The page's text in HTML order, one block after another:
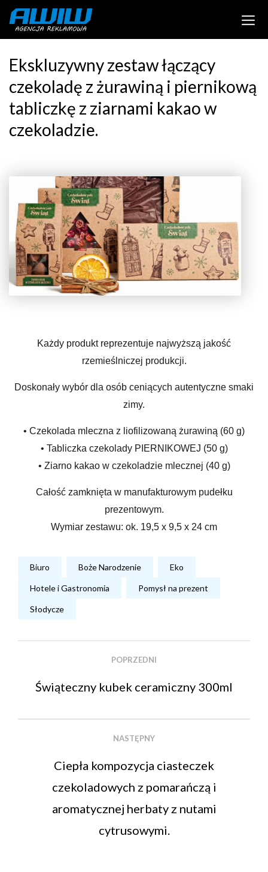
Ekskluzywny zestaw łączący
czekoladę z żurawiną i piernikową
tabliczkę z ziarnami kakao w
czekoladzie.
Każdy produkt reprezentuje najwyższą jakość
rzemieślniczej produkcji.
Doskonały wybór dla osób ceniących autentyczne smaki
zimy.
• Czekolada mleczna z liofilizowaną żurawiną (60 g)
• Tabliczka czekolady PIERNIKOWEJ (50 g)
• Ziarno kakao w czekoladzie mlecznej (40 g)
Całość zamknięta w manufakturowym pudełku
prezentowym.
Wymiar zestawu: ok. 19,5 x 9,5 x 24 cm
Biuro Boże Narodzenie Eko
Hotele i Gastronomia Pomysł na prezent
Słodycze
POPRZEDNI
Świąteczny kubek ceramiczny 300ml
NASTĘPNY
Ciepła kompozycja ciasteczek
czekoladowych z pomarańczą i
aromatycznej herbaty z nutami
cytrusowymi.